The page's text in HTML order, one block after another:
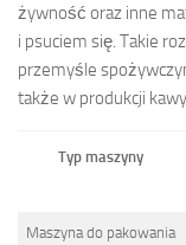
żywność oraz inne
i psuciem się. Takie
przemyśle
także w produkcji
Typ maszyny
Maszyna do pakowania